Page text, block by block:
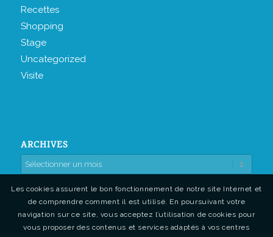
Recettes
Shopping
Stage
Uncategorized
Visite
ARCHIVES
Les cookies assurent le bon fonctionnement de notre site Internet et
de comprendre comment il est utilisé. En poursuivant votre
navigation sur ce site, vous acceptez l’utilisation de cookies pour
vous proposer des contenus et services adaptés à vos centres